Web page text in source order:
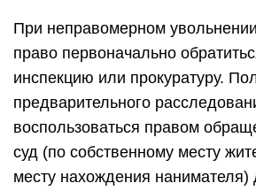
При неправомерном
право первоначально
инспекцию или прокуратуру.
предварительного
воспользоваться правом
суд (по собственному месту
месту нахождения нанимателя)